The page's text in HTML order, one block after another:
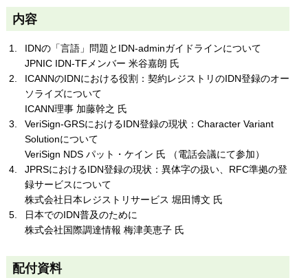
内容
IDNの「言語」問題とIDN-adminガイドラインについて
JPNIC IDN-TFメンバー 米谷嘉朗 氏
ICANNのIDNにおける役割：契約レジストリのIDN登録のオー
ソライズについて
ICANN理事 加藤幹之 氏
VeriSign-GRSにおけるIDN登録の現状：Character Variant
Solutionについて
VeriSign NDS パット・ケイン 氏 （電話会議にて参加）
JPRSにおけるIDN登録の現状：異体字の扱い、RFC準拠の登
録サービスについて
株式会社日本レジストリサービス 堀田博文 氏
日本でのIDN普及のために
株式会社国際調達情報 梅津美恵子 氏
配付資料